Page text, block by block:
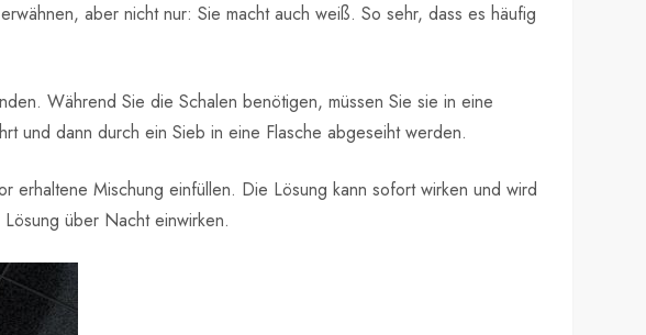
aber nicht nur: Sie macht auch weiß. So sehr, dass es häufig
Während Sie die Schalen benötigen, müssen Sie sie in eine
und dann durch ein Sieb in eine Flasche abgeseiht werden.
erhaltene Mischung einfüllen. Die Lösung kann sofort wirken und wird
über Nacht einwirken.